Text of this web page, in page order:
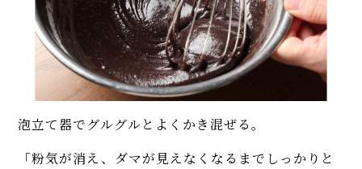
泡立て器でグルグルとよくかき混ぜる。
「粉気が消え、ダマが見えなくなるまでしっかりと